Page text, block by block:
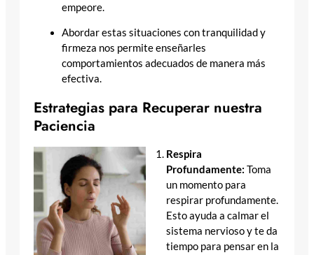
empeore.
Abordar estas situaciones con tranquilidad y
firmeza nos permite enseñarles
comportamientos adecuados de manera más
efectiva.
Estrategias para Recuperar nuestra
Paciencia
Respira
Profundamente:Toma
un momento para
respirar profundamente.
Esto ayuda a calmar el
sistema nervioso y te da
tiempo para pensar en la